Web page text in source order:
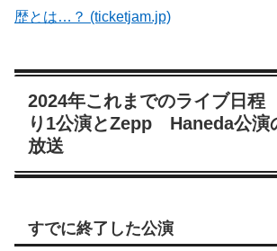
歴とは…？ (ticketjam.jp)
2024年これまでのライブ日
り1公演とZepp Haneda公演
放送
すでに終了した公演